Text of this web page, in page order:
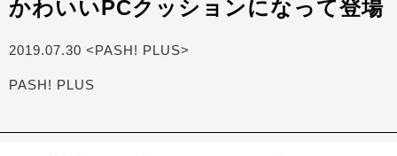
かわいいPCクッションになって登場
2019.07.30 <PASH! PLUS>
PASH! PLUS